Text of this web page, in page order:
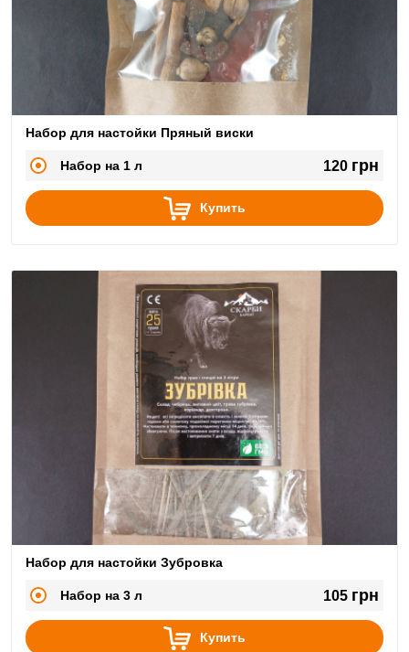
Набор для настойки Пряный виски
Набор на 1 л 120 грн
Купить
Набор для настойки Зубровка
Набор на 3 л 105 грн
Купить